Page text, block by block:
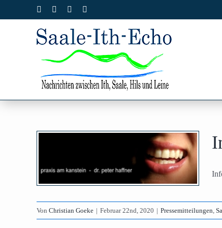
Inhalt
Facebook Instagram
Von Christian Goeke | Februar 22nd, 2020 | Pressemitteilungen,